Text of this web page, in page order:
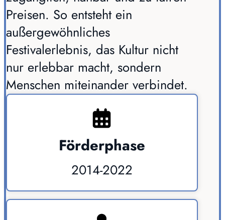
Preisen. So entsteht ein
außergewöhnliches
Festivalerlebnis, das Kultur nicht
nur erlebbar macht, sondern
Menschen miteinander verbindet.
Förderphase
2014-2022